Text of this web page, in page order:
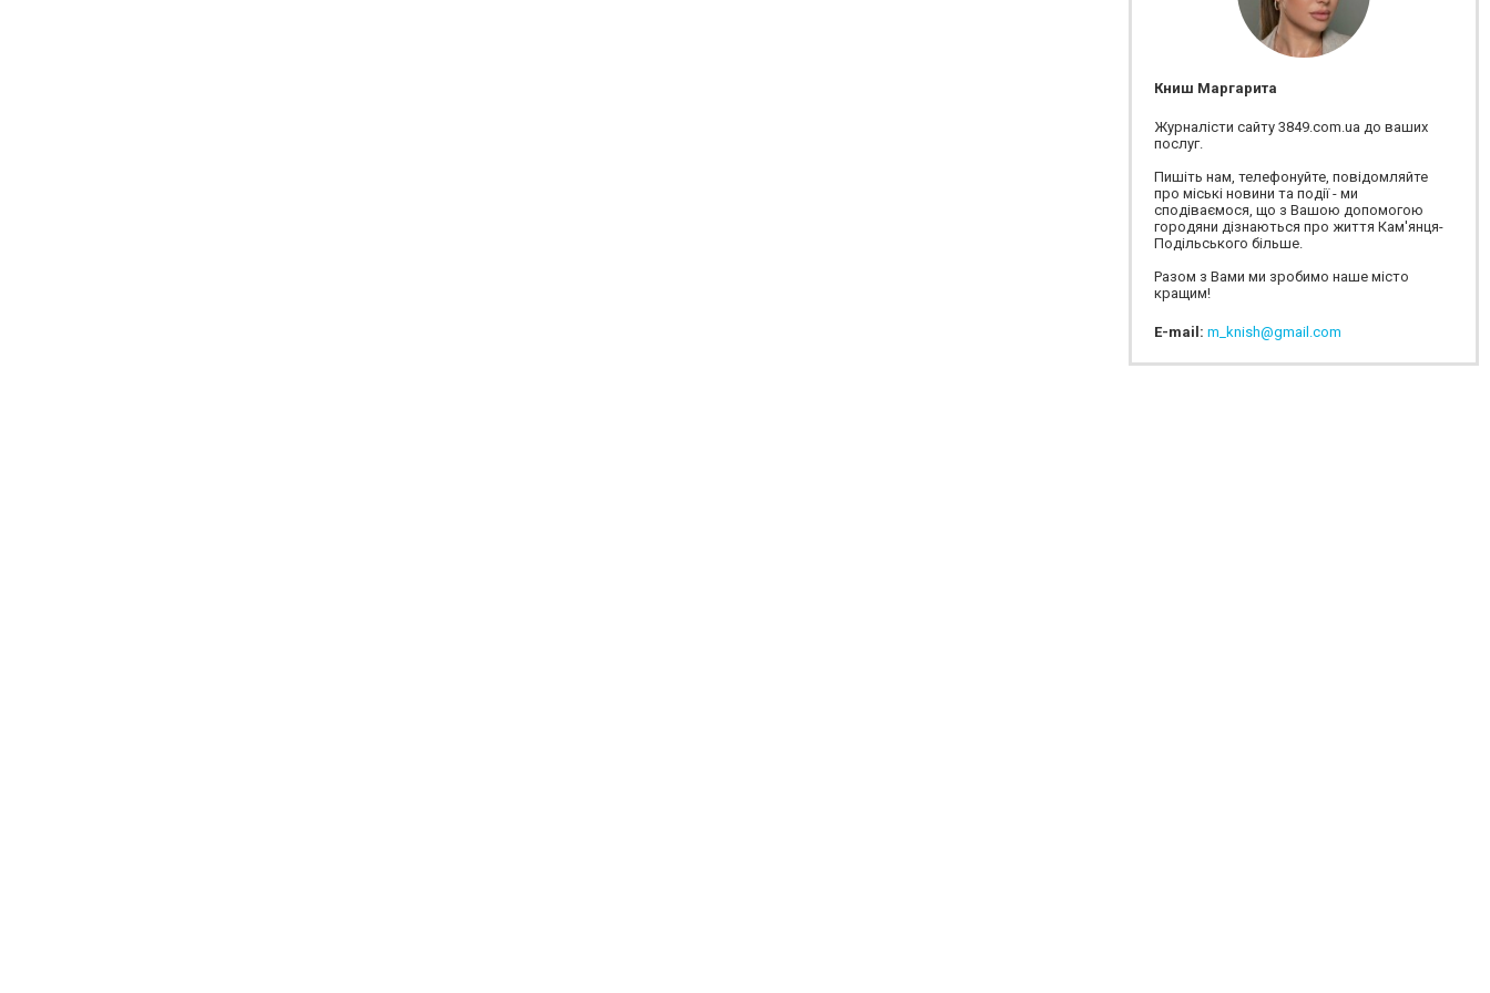
Книш Маргарита
Журналісти сайту 3849.com.ua до ваших
послуг.
Пишіть нам, телефонуйте, повідомляйте
про міські новини та події - ми
сподіваємося, що з Вашою допомогою
городяни дізнаються про життя Кам'янця-
Подільського більше.
Разом з Вами ми зробимо наше місто
кращим!
E-mail: m_knish@gmail.com